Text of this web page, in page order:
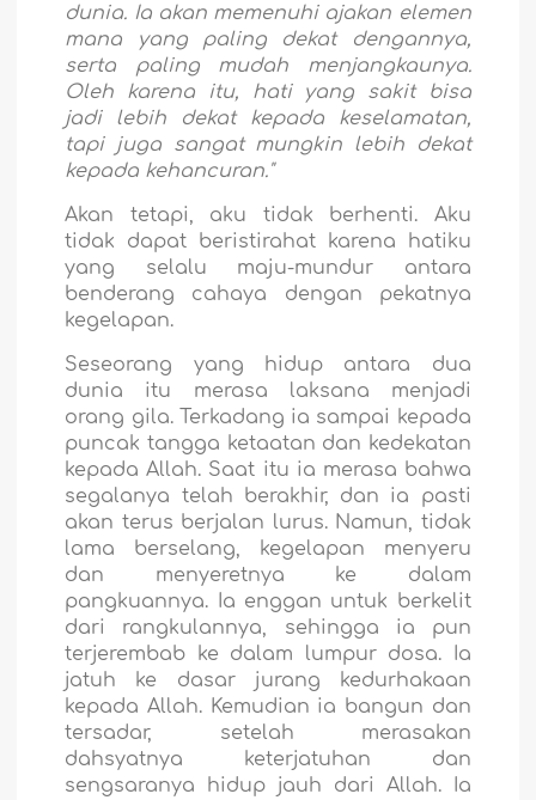
dunia. Ia akan memenuhi ajakan elemen
mana yang paling dekat dengannya,
serta paling mudah menjangkaunya.
Oleh karena itu, hati yang sakit bisa
jadi lebih dekat kepada keselamatan,
tapi juga sangat mungkin lebih dekat
kepada kehancuran."
Akan tetapi, aku tidak berhenti. Aku
tidak dapat beristirahat karena hatiku
yang selalu maju-mundur antara
benderang cahaya dengan pekatnya
kegelapan.
Seseorang yang hidup antara dua
dunia itu merasa laksana menjadi
orang gila. Terkadang ia sampai kepada
puncak tangga ketaatan dan kedekatan
kepada Allah. Saat itu ia merasa bahwa
segalanya telah berakhir, dan ia pasti
akan terus berjalan lurus. Namun, tidak
lama berselang, kegelapan menyeru
dan menyeretnya ke dalam
pangkuannya. Ia enggan untuk berkelit
dari rangkulannya, sehingga ia pun
terjerembab ke dalam lumpur dosa. Ia
jatuh ke dasar jurang kedurhakaan
kepada Allah. Kemudian ia bangun dan
tersadar, setelah merasakan
dahsyatnya keterjatuhan dan
sengsaranya hidup jauh dari Allah. Ia